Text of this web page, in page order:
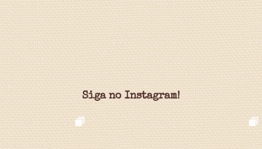
Siga no Instagram!